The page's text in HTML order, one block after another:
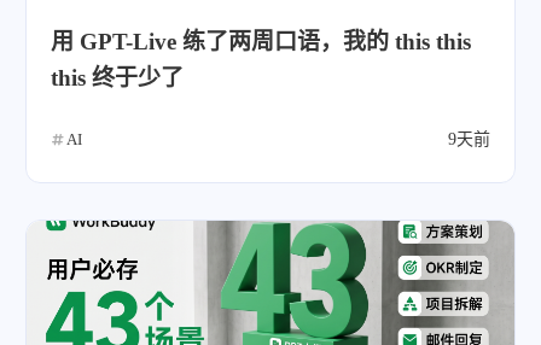
用 GPT-Live 练了两周口语，我的 this this
this 终于少了
AI 9天前